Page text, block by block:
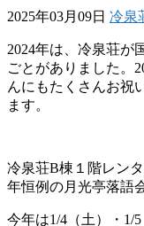
2025年03月09日 冷泉
2024年は、冷泉荘が
ごとがありました。
んにもたくさんお祝
ます。
冷泉荘B棟１階レン
年恒例の月光亭落語
今年は1/4（土）・1/